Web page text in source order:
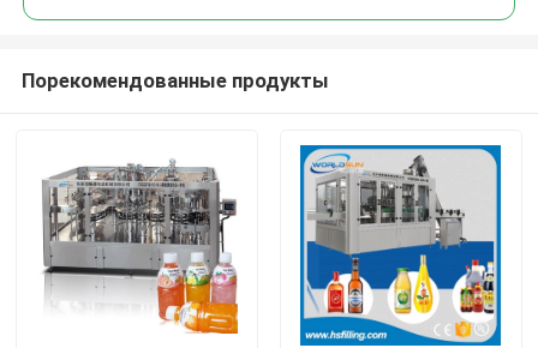
Порекомендованные продукты